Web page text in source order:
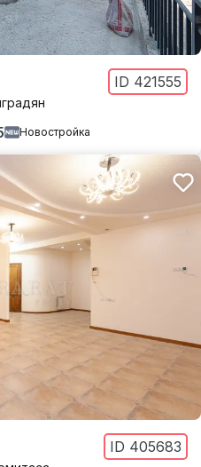
ID 421555
Новостройка
ID 405683